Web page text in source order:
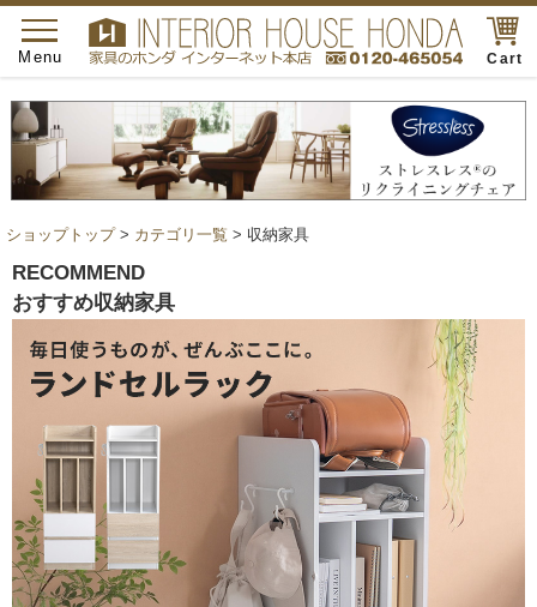
Cart
toggle
navigation
Menu
ショップトップ> カテゴリ一覧 > 収納家具
RECOMMEND
おすすめ収納家具